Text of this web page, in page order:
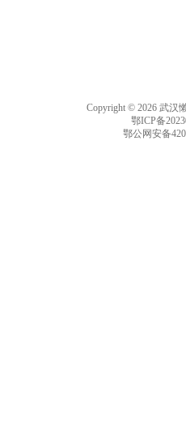
Copyright © 2026 武汉
鄂ICP备
鄂公网安备